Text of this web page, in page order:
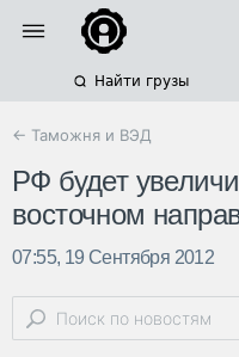
Найти грузы
← Таможня и ВЭД
РФ будет
восточном
07:55, 19 Сентября 2012